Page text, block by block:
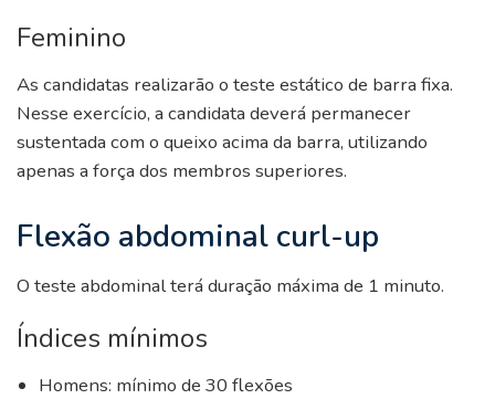
Feminino
As candidatas realizarão o teste estático de barra fixa.
Nesse exercício, a candidata deverá permanecer
sustentada com o queixo acima da barra, utilizando
apenas a força dos membros superiores.
Flexão abdominal curl-up
O teste abdominal terá duração máxima de 1 minuto.
Índices mínimos
Homens: mínimo de 30 flexões